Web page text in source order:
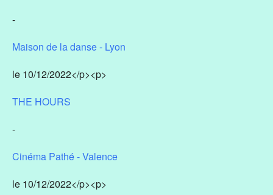
-
Maison de la danse - Lyon
le 10/12/2022</p><p>
THE HOURS
-
Cinéma Pathé - Valence
le 10/12/2022</p><p>